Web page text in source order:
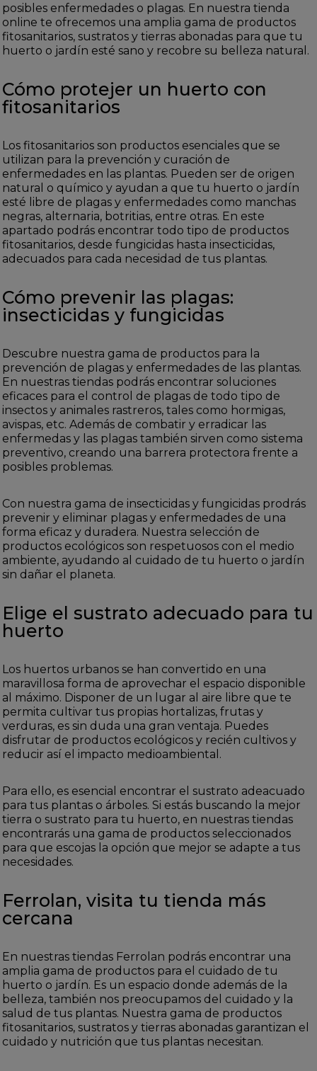
posibles enfermedades o plagas. En nuestra tienda
online te ofrecemos una amplia gama de productos
fitosanitarios, sustratos y tierras abonadas para que tu
huerto o jardín esté sano y recobre su belleza natural.
Cómo protejer un huerto con
fitosanitarios
Los fitosanitarios son productos esenciales que se
utilizan para la prevención y curación de
enfermedades en las plantas. Pueden ser de origen
natural o químico y ayudan a que tu huerto o jardín
esté libre de plagas y enfermedades como manchas
negras, alternaria, botritias, entre otras. En este
apartado podrás encontrar todo tipo de productos
fitosanitarios, desde fungicidas hasta insecticidas,
adecuados para cada necesidad de tus plantas.
Cómo prevenir las plagas:
insecticidas y fungicidas
Descubre nuestra gama de productos para la
prevención de plagas y enfermedades de las plantas.
En nuestras tiendas podrás encontrar soluciones
eficaces para el control de plagas de todo tipo de
insectos y animales rastreros, tales como hormigas,
avispas, etc. Además de combatir y erradicar las
enfermedas y las plagas también sirven como sistema
preventivo, creando una barrera protectora frente a
posibles problemas.
Con nuestra gama de insecticidas y fungicidas prodrás
prevenir y eliminar plagas y enfermedades de una
forma eficaz y duradera. Nuestra selección de
productos ecológicos son respetuosos con el medio
ambiente, ayudando al cuidado de tu huerto o jardín
sin dañar el planeta.
Elige el sustrato adecuado para tu
huerto
Los huertos urbanos se han convertido en una
maravillosa forma de aprovechar el espacio disponible
al máximo. Disponer de un lugar al aire libre que te
permita cultivar tus propias hortalizas, frutas y
verduras, es sin duda una gran ventaja. Puedes
disfrutar de productos ecológicos y recién cultivos y
reducir así el impacto medioambiental.
Para ello, es esencial encontrar el sustrato adeacuado
para tus plantas o árboles. Si estás buscando la mejor
tierra o sustrato para tu huerto, en nuestras tiendas
encontrarás una gama de productos seleccionados
para que escojas la opción que mejor se adapte a tus
necesidades.
Ferrolan, visita tu tienda más
cercana
En nuestras tiendas Ferrolan podrás encontrar una
amplia gama de productos para el cuidado de tu
huerto o jardín. Es un espacio donde además de la
belleza, también nos preocupamos del cuidado y la
salud de tus plantas. Nuestra gama de productos
fitosanitarios, sustratos y tierras abonadas garantizan el
cuidado y nutrición que tus plantas necesitan.